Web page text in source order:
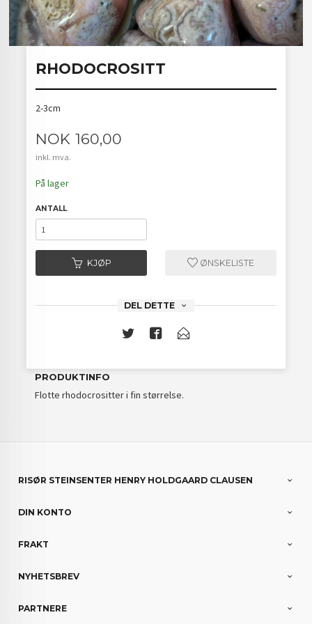
RHODOCROSITT
2-3cm
Pris
NOK 160,00
inkl. mva.
På lager
ANTALL
KJØP ØNSKELISTE
DEL DETTE
PRODUKTINFO
Flotte rhodocrositter i fin størrelse.
RISØR STEINSENTER HENRY HOLDGAARD CLAUSEN
DIN KONTO
FRAKT
NYHETSBREV
PARTNERE